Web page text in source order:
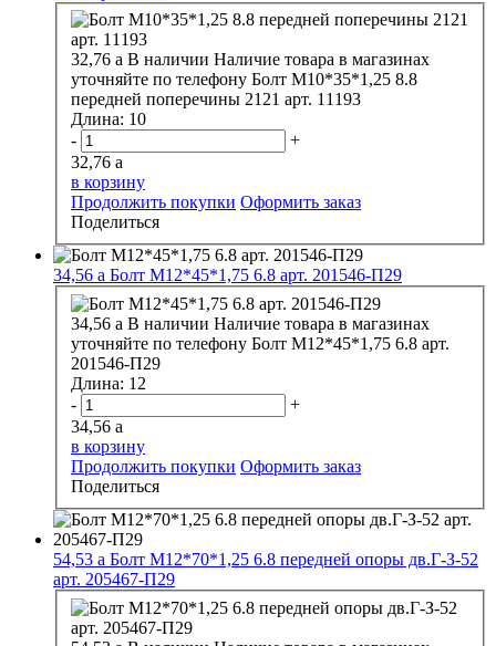
32,76 a В наличии Наличие товара в магазинах
уточняйте по телефону Болт М10*35*1,25 8.8
передней поперечины 2121 арт. 11193
Длина: 10
-
+
32,76 a
в корзину
Продолжить покупки Оформить заказ
Поделиться
34,56 a Болт М12*45*1,75 6.8 арт. 201546-П29
34,56 a В наличии Наличие товара в магазинах
уточняйте по телефону Болт М12*45*1,75 6.8 арт.
201546-П29
Длина: 12
-
+
34,56 a
в корзину
Продолжить покупки Оформить заказ
Поделиться
54,53 a Болт М12*70*1,25 6.8 передней опоры дв.Г-З-52
арт. 205467-П29